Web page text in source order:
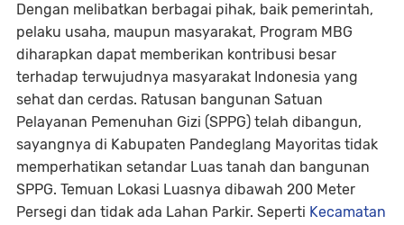
Dengan melibatkan berbagai pihak, baik pemerintah,
pelaku usaha, maupun masyarakat, Program MBG
diharapkan dapat memberikan kontribusi besar
terhadap terwujudnya masyarakat Indonesia yang
sehat dan cerdas. Ratusan bangunan Satuan
Pelayanan Pemenuhan Gizi (SPPG) telah dibangun,
sayangnya di Kabupaten Pandeglang Mayoritas tidak
memperhatikan setandar Luas tanah dan bangunan
SPPG. Temuan Lokasi Luasnya dibawah 200 Meter
Persegi dan tidak ada Lahan Parkir. Seperti Kecamatan